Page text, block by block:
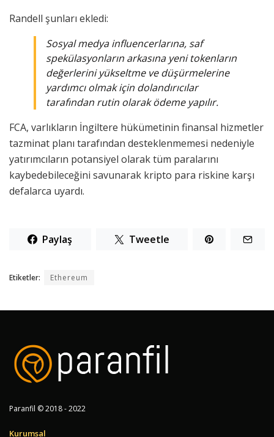
Randell şunları ekledi:
Sosyal medya influencerlarına, saf
spekülasyonların arkasına yeni tokenların
değerlerini yükseltme ve düşürmelerine
yardımcı olmak için dolandırıcılar
tarafından rutin olarak ödeme yapılır.
FCA, varlıkların İngiltere hükümetinin finansal hizmetler
tazminat planı tarafından desteklenmemesi nedeniyle
yatırımcıların potansiyel olarak tüm paralarını
kaybedebileceğini savunarak kripto para riskine karşı
defalarca uyardı.
Paylaş Tweetle
Etiketler: Ethereum
Paranfil © 2018 - 2022
Kurumsal